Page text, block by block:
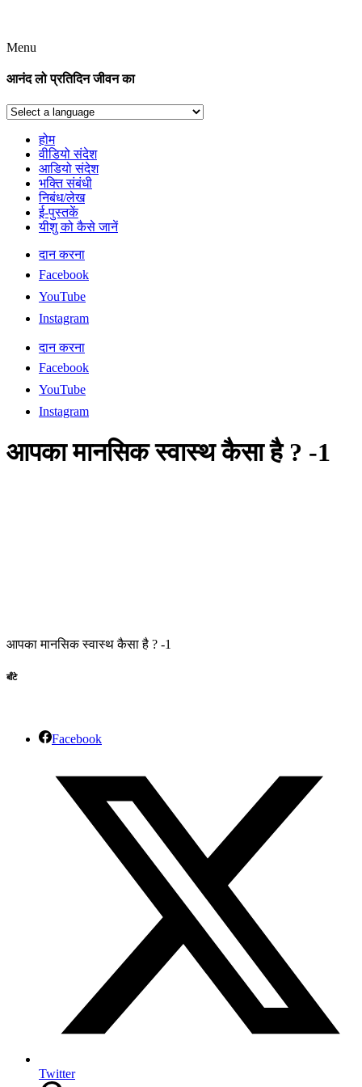
Menu
आनंद लो प्रतिदिन जीवन का
होम
वीडियो संदेश
आडियो संदेश
भक्ति संबंधी
निबंध/लेख
ई-पुस्तकें
यीशु को कैसे जानें
दान करना
Facebook
YouTube
Instagram
दान करना
Facebook
YouTube
Instagram
आपका मानसिक स्वास्थ कैसा है ? -1
आपका मानसिक स्वास्थ कैसा है ? -1
बाँटे
Facebook
Twitter